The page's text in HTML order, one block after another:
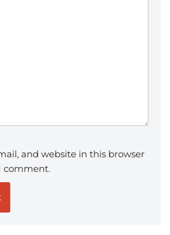
and website in this browser
comment.